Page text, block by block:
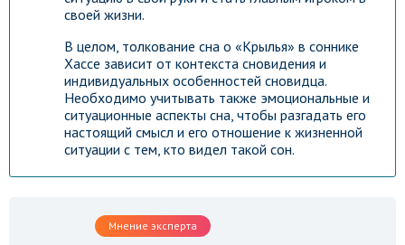
своей жизни.
В целом, толкование сна о «Крылья» в соннике
Хассе зависит от контекста сновидения и
индивидуальных особенностей сновидца.
Необходимо учитывать также эмоциональные и
ситуационные аспекты сна, чтобы разгадать его
настоящий смысл и его отношение к жизненной
ситуации с тем, кто видел такой сон.
Мнение эксперта